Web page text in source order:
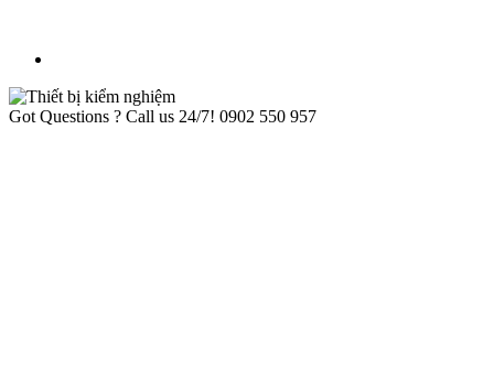
Got Questions ? Call us 24/7! 0902 550 957